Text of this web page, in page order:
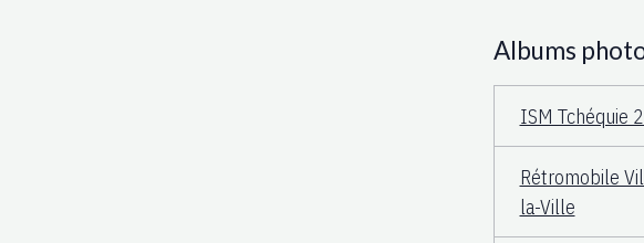
Albums
ISM Tchéquie
Rétromobile
la-Ville